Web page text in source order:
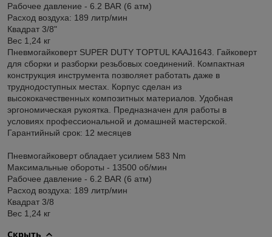
Рабочее давление - 6.2 BAR (6 атм)
Расход воздуха: 189 литр/мин
Квадрат 3/8"
Вес 1,24 кг
Пневмогайковерт SUPER DUTY TOPTUL KAAJ1643. Гайковерт
для сборки и разборки резьбовых соединений. Компактная
конструкция инструмента позволяет работать даже в
труднодоступных местах. Корпус сделан из
высококачественных композитных материалов. Удобная
эргономическая рукоятка. Предназначен для работы в
условиях профессиональной и домашней мастерской.
Гарантийный срок: 12 месяцев
Пневмогайковерт обладает усилием 583 Nm
Максимальные обороты - 13500 об/мин
Рабочее давление - 6.2 BAR (6 атм)
Расход воздуха: 189 литр/мин
Квадрат 3/8
Вес 1,24 кг
Скрыть